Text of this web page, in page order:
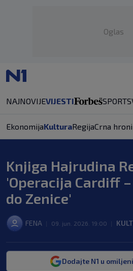
Oglas
NAJNOVIJEVIJESTI SPORT
EkonomijaKulturaRegijaCrna
Knjiga Hajrudina
'Operacija Cardiff
do Zenice'
FENA 09. jun. 2026. 19:00
Dodajte N1 u